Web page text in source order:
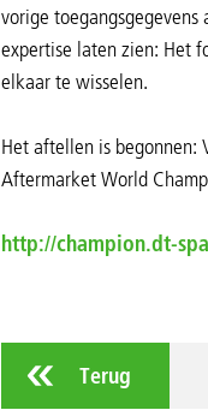
vorige
expertise laten zien: Het
elkaar te wisselen.
Het aftellen is begonnen:
Aftermarket World
http://champion.dt-
Terug